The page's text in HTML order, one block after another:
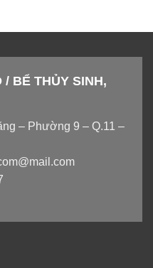
BỂ THỦY SINH,
– Phường 9 – Q.11 –